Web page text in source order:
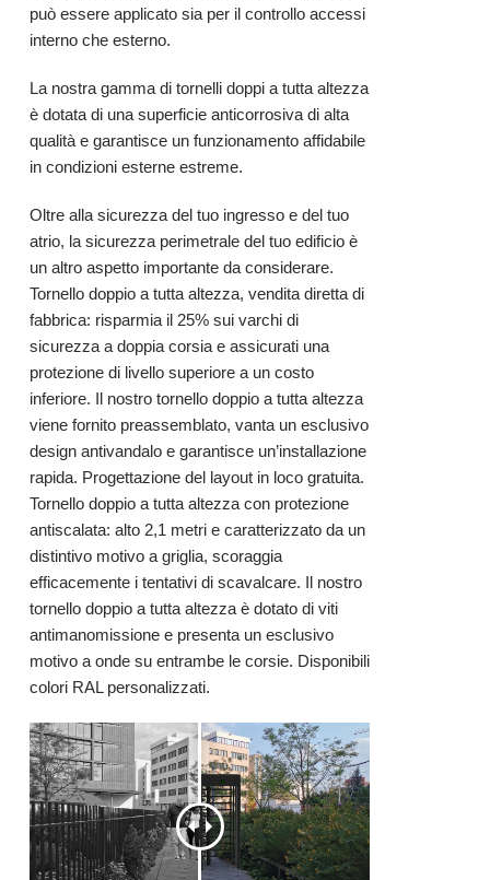
può essere applicato sia per il controllo accessi
interno che esterno.
La nostra gamma di tornelli doppi a tutta altezza
è dotata di una superficie anticorrosiva di alta
qualità e garantisce un funzionamento affidabile
in condizioni esterne estreme.
Oltre alla sicurezza del tuo ingresso e del tuo
atrio, la sicurezza perimetrale del tuo edificio è
un altro aspetto importante da considerare.
Tornello doppio a tutta altezza, vendita diretta di
fabbrica: risparmia il 25% sui varchi di
sicurezza a doppia corsia e assicurati una
protezione di livello superiore a un costo
inferiore. Il nostro tornello doppio a tutta altezza
viene fornito preassemblato, vanta un esclusivo
design antivandalo e garantisce un’installazione
rapida. Progettazione del layout in loco gratuita.
Tornello doppio a tutta altezza con protezione
antiscalata: alto 2,1 metri e caratterizzato da un
distintivo motivo a griglia, scoraggia
efficacemente i tentativi di scavalcare. Il nostro
tornello doppio a tutta altezza è dotato di viti
antimanomissione e presenta un esclusivo
motivo a onde su entrambe le corsie. Disponibili
colori RAL personalizzati.